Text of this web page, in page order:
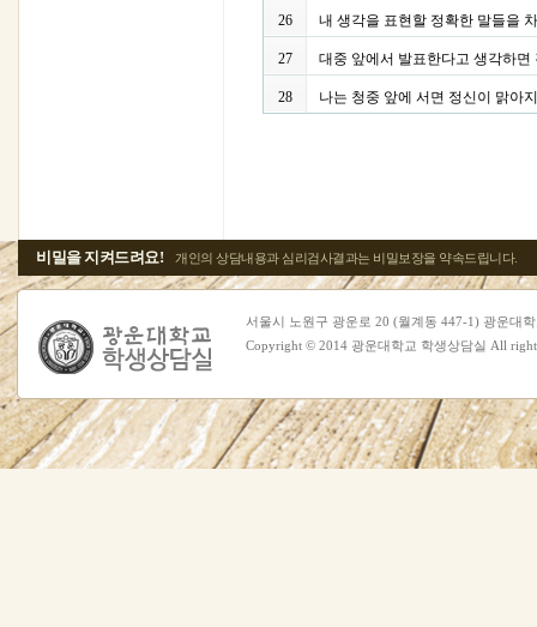
26 내 생각을 표현할 정확한 말들을
27 대중 앞에서 발표한다고 생각하면
28 나는 청중 앞에 서면 정신이 맑아
비밀을 지켜드려요! 개인의 상담내용과 심리검사결과는 비밀보장을 약속드립니다.
서울시 노원구 광운로 20 (월계동 447-1) 광운대
Copyright © 2014 광운대학교 학생상담실 All